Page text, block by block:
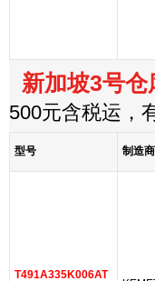
新加坡3号仓
500元含税运，
型号 制造商
T491A335K006AT